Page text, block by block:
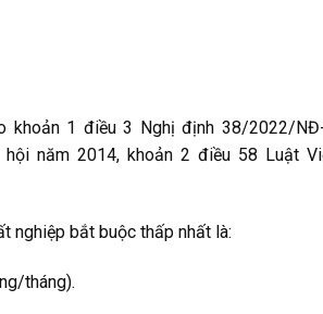
1 điều 3 Nghị định 38/2022/
năm 2014, khoản 2 điều 58 Luật
nghiệp bắt buộc thấp nhất là:
tháng).